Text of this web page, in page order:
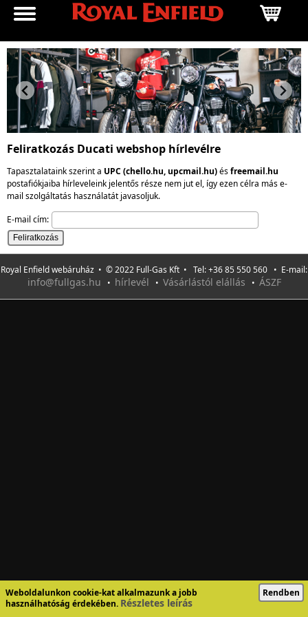
Weboldalunkon cookie-kat alkalmazunk a jobb
használhatóság érdekében. Részletes leírás
Rendben
Feliratkozás Ducati webshop hírlevélre
Tapasztalataink szerint a UPC (chello.hu, upcmail.hu)ésfreemail.hu
postafiókjaiba hírleveleink jelentős része nem jut el, így ezen célra más e-
mail szolgáltatás használatát javasoljuk.
E-mail cím:
Royal Enfield webáruház • © 2022 Full-Gas Kft • Tel: +36 85 550 560 • E-mail:
info@fullgas.hu • hírlevél • Vásárlástól elállás • ÁSZF